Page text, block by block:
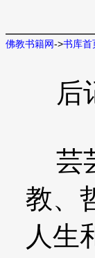
佛教书籍网->书库首
后
芸
教、
人生